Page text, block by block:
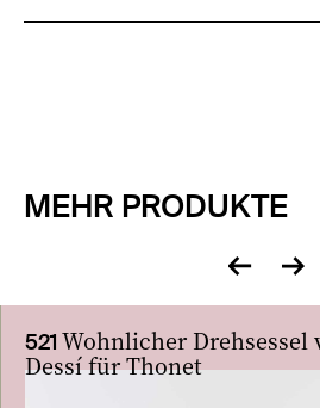
MEHR PRODUKTE
521 Wohnlicher Drehsessel
Dessí für Thonet